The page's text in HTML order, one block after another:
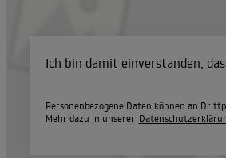
Ich bin damit einverstanden,
Personenbezogene Daten können an
Mehr dazu in unserer